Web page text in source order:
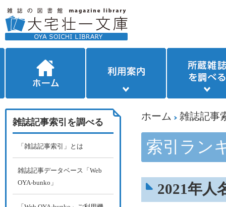
ホーム 雑誌記事
索引ラン
2021年人
雑誌記事索引を調べる
「雑誌記事索引」とは
雑誌記事データベース「Web
OYA-bunko」